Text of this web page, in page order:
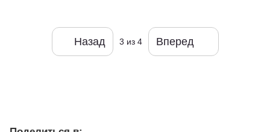
Назад 3 из 4 Вперед